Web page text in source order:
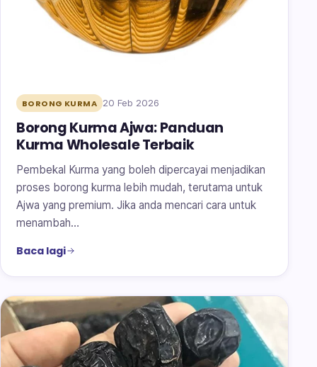
BORONG KURMA 20 Feb 2026
Borong Kurma Ajwa: Panduan
Kurma Wholesale Terbaik
Pembekal Kurma yang boleh dipercayai menjadikan
proses borong kurma lebih mudah, terutama untuk
Ajwa yang premium. Jika anda mencari cara untuk
menambah…
Baca lagi